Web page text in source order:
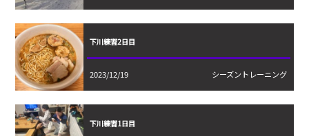
下川練習2日目
2023/12/19 シーズントレーニング
下川練習1日目